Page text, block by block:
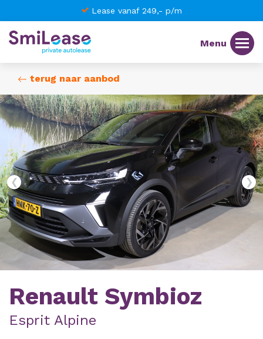
Best beoordeeld 9,5
terug naar aanbod
❮ ❯
Renault Symbioz
Esprit Alpine